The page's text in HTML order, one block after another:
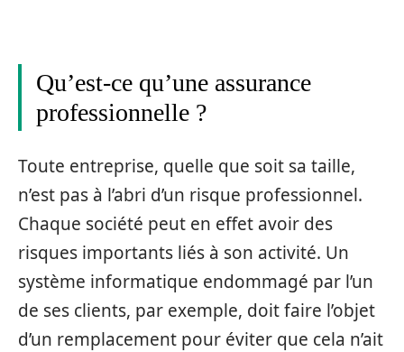
Qu’est-ce qu’une assurance
professionnelle ?
Toute entreprise, quelle que soit sa taille,
n’est pas à l’abri d’un risque professionnel.
Chaque société peut en effet avoir des
risques importants liés à son activité. Un
système informatique endommagé par l’un
de ses clients, par exemple, doit faire l’objet
d’un remplacement pour éviter que cela n’ait